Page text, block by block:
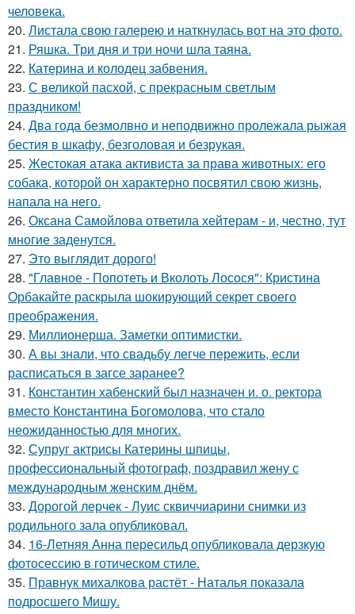
человека.
20. Листала свою галерею и наткнулась вот на это фото.
21. Ряшка. Три дня и три ночи шла таяна.
22. Катерина и колодец забвения.
23. С великой пасхой, с прекрасным светлым
праздником!
24. Два года безмолвно и неподвижно пролежала рыжая
бестия в шкафу, безголовая и безрукая.
25. Жестокая атака активиста за права животных: его
собака, которой он характерно посвятил свою жизнь,
напала на него.
26. Оксана Самойлова ответила хейтерам - и, честно, тут
многие заденутся.
27. Это выглядит дорого!
28. "Главное - Попотеть и Вколоть Лосося": Кристина
Орбакайте раскрыла шокирующий секрет своего
преображения.
29. Миллионерша. Заметки оптимистки.
30. А вы знали, что свадьбу легче пережить, если
расписаться в загсе заранее?
31. Константин хабенский был назначен и. о. ректора
вместо Константина Богомолова, что стало
неожиданностью для многих.
32. Супруг актрисы Катерины шпицы,
профессиональный фотограф, поздравил жену с
международным женским днём.
33. Дорогой лерчек - Луис сквиччиарини снимки из
родильного зала опубликовал.
34. 16-Летняя Анна пересильд опубликовала дерзкую
фотосессию в готическом стиле.
35. Правнук михалкова растёт - Наталья показала
подросшего Мишу.